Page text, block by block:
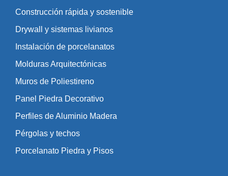
Construcción rápida y sostenible
Drywall y sistemas livianos
Instalación de porcelanatos
Molduras Arquitectónicas
Muros de Poliestireno
Panel Piedra Decorativo
Perfiles de Aluminio Madera
Pérgolas y techos
Porcelanato Piedra y Pisos